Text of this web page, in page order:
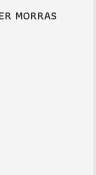
MORRAS